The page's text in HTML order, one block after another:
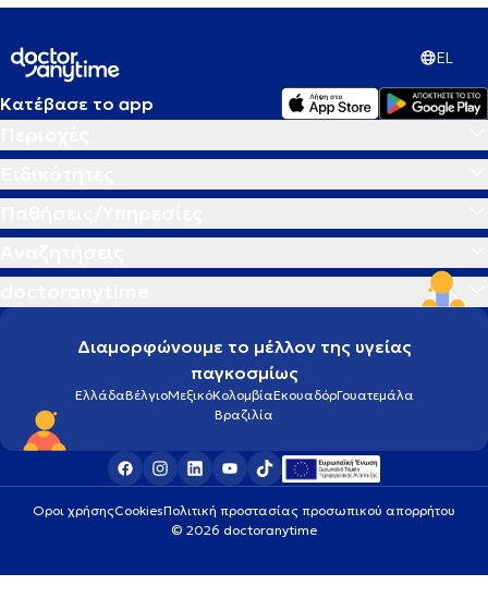
EL
Κατέβασε το app
Διαμορφώνουμε το μέλλον της υγείας
παγκοσμίως
ΕλλάδαΒέλγιοΜεξικόΚολομβίαΕκουαδόρΓουατεμάλα
Βραζιλία
Οροι χρήσηςCookiesΠολιτική προστασίας προσωπικού απορρήτου
© 2026 doctoranytime